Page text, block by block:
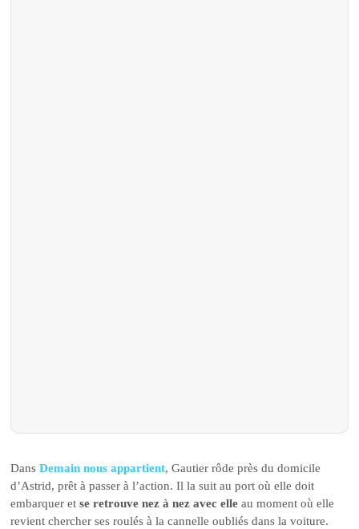
DansDemain nous appartient, Gautier rôde près du domicile
d’Astrid, prêt à passer à l’action. Il la suit au port où elle doit
embarquer etse retrouve nez à nez avec elle au moment où elle
revient chercher ses roulés à la cannelle oubliés dans la voiture.